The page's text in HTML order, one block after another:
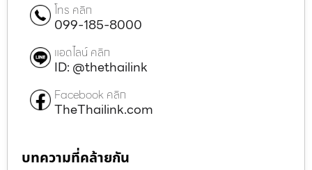
โทร คลิก
099-185-8000
แอดไลน์ คลิก
ID: @thethailink
Facebook คลิก
TheThailink.com
บทความที่คล้ายกัน